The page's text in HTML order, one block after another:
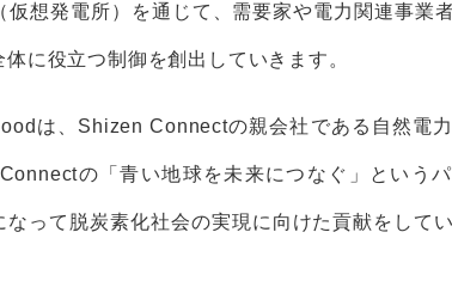
仮想発電所）を通じて、需要家や電力関連事業
体に役立つ制御を創出していきます。
は、Shizen Connectの親会社である自然電
の「青い地球を未来につなぐ」という
なって脱炭素化社会の実現に向けた貢献をして